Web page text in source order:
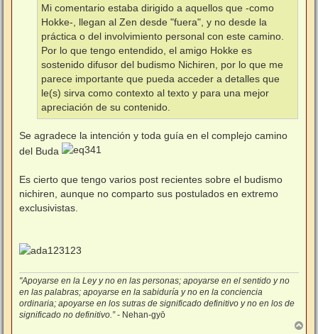
Mi comentario estaba dirigido a aquellos que -como
Hokke-, llegan al Zen desde "fuera", y no desde la
práctica o del involvimiento personal con este camino.
Por lo que tengo entendido, el amigo Hokke es
sostenido difusor del budismo Nichiren, por lo que me
parece importante que pueda acceder a detalles que
le(s) sirva como contexto al texto y para una mejor
apreciación de su contenido.
Se agradece la intención y toda guía en el complejo camino
del Buda
Es cierto que tengo varios post recientes sobre el budismo
nichiren, aunque no comparto sus postulados en extremo
exclusivistas.
"Apoyarse en la Ley y no en las personas; apoyarse en el sentido y no
en las palabras; apoyarse en la sabiduría y no en la conciencia
ordinaria; apoyarse en los sutras de significado definitivo y no en los de
significado no definitivo.”- Nehan-gyō